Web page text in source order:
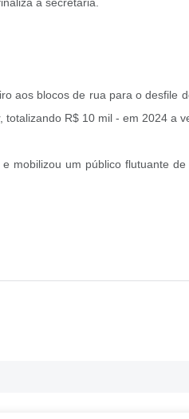
aos blocos de rua para o desfile
R$ 10 mil - em 2024 a
um público flutuante